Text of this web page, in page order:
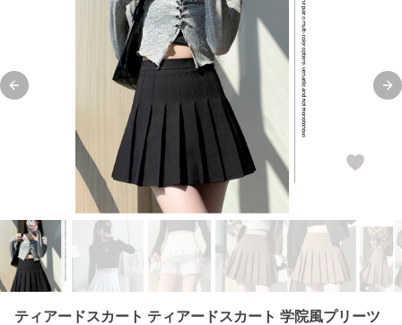
Previous slide
ティアードスカート ティアードスカート 学院風プリーツ